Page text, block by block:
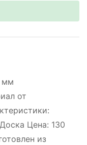
мм
от
Цена: 130
из